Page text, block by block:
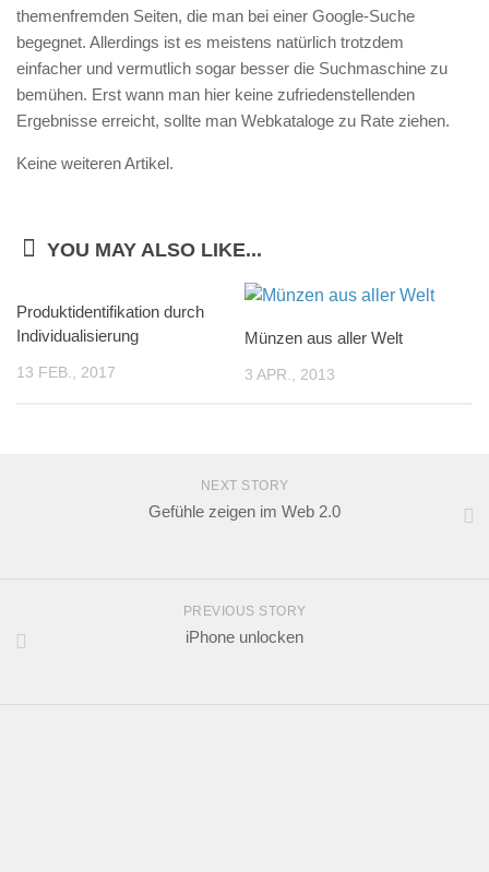
themenfremden Seiten, die man bei einer Google-Suche
begegnet. Allerdings ist es meistens natürlich trotzdem
einfacher und vermutlich sogar besser die Suchmaschine zu
bemühen. Erst wann man hier keine zufriedenstellenden
Ergebnisse erreicht, sollte man Webkataloge zu Rate ziehen.
Keine weiteren Artikel.
YOU MAY ALSO LIKE...
Produktidentifikation durch
Individualisierung
13 FEB., 2017
Münzen aus aller Welt
3 APR., 2013
NEXT STORY
Gefühle zeigen im Web 2.0
PREVIOUS STORY
iPhone unlocken